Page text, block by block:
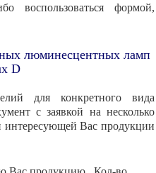
воспользоваться формой,
люминесцентных ламп
D
для конкретного вида
с заявкой на несколько
интересующей Вас продукции